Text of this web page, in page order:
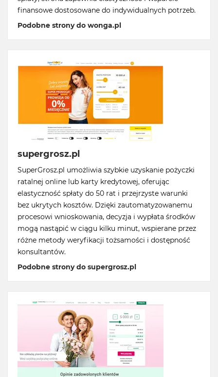
finansowe dostosowane do indywidualnych potrzeb.
Podobne strony do wonga.pl
supergrosz.pl
SuperGrosz.pl umożliwia szybkie uzyskanie pożyczki
ratalnej online lub karty kredytowej, oferując
elastyczność spłaty do 50 rat i przejrzyste warunki
bez ukrytych kosztów. Dzięki zautomatyzowanemu
procesowi wnioskowania, decyzja i wypłata środków
mogą nastąpić w ciągu kilku minut, wspierane przez
różne metody weryfikacji tożsamości i dostępność
konsultantów.
Podobne strony do supergrosz.pl